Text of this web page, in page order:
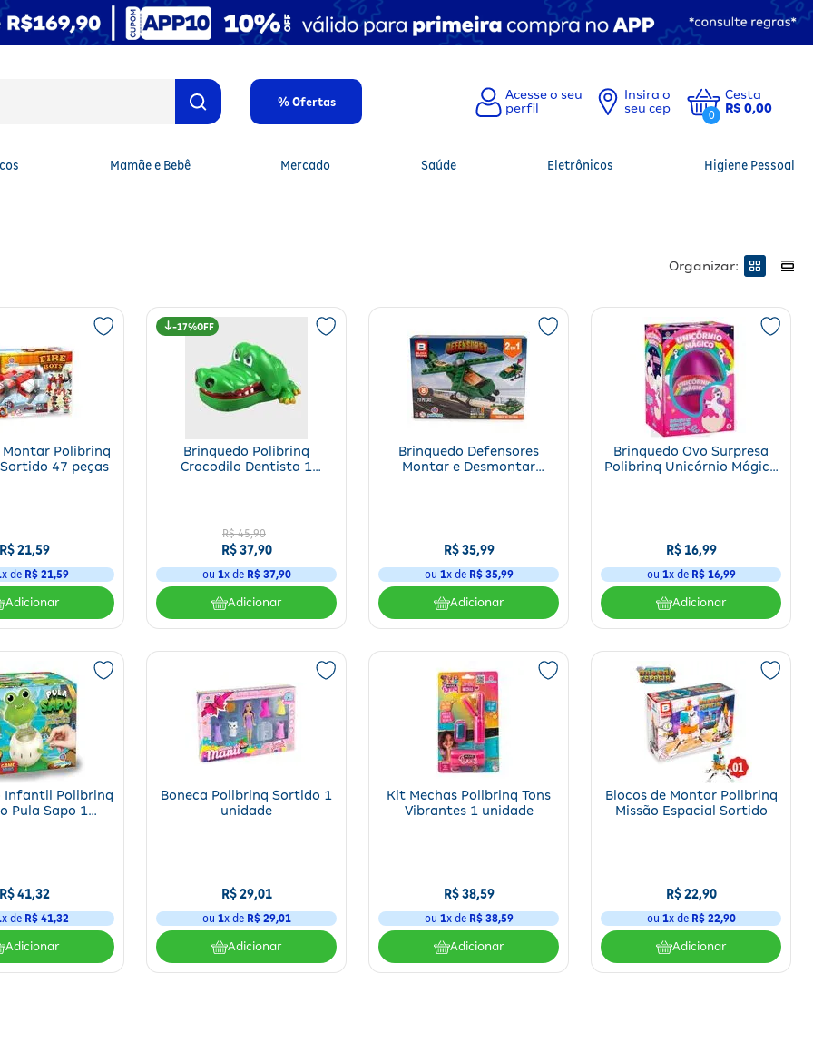
% Ofertas
Insira o
seu cep
0
Cesta
R$ 0,00
Mamãe e Bebê Mercado Saúde Eletrônicos Higiene Pessoal
Organizar:
Montar Polibrinq
47 peças
21,59
x de R$ 21,59
Adicionar
17%
Brinquedo Polibrinq
Crocodilo Dentista 1
R$ 45,90
R$ 37,90
ou 1x de R$ 37,90
Adicionar
Brinquedo Defensores
Montar e Desmontar
R$ 35,99
ou 1x de R$ 35,99
Adicionar
Brinquedo Ovo Surpresa
Polibrinq Unicórnio Mágico
R$ 16,99
ou 1x de R$ 16,99
Adicionar
Infantil Polibrinq
Pula Sapo 1
41,32
x de R$ 41,32
Adicionar
Boneca Polibrinq Sortido 1
unidade
R$ 29,01
ou 1x de R$ 29,01
Adicionar
Kit Mechas Polibrinq Tons
Vibrantes 1 unidade
R$ 38,59
ou 1x de R$ 38,59
Adicionar
Blocos de Montar Polibrinq
Missão Espacial Sortido
R$ 22,90
ou 1x de R$ 22,90
Adicionar